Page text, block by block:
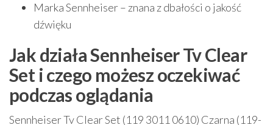
Marka Sennheiser – znana z dbałości o jakość
dźwięku
Jak działa Sennheiser Tv Clear
Set i czego możesz oczekiwać
podczas oglądania
Sennheiser Tv Clear Set (119 3011 0610) Czarna (119-